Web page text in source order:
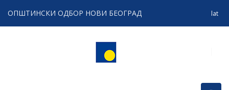
OПШТИНСКИ ОДБОР НОВИ БЕОГРАД lat